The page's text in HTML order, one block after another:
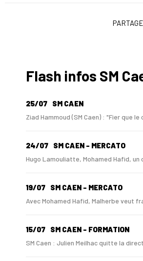
Flash infos SM
25/07 SM CAEN
Ziad Hammoud (SM Caen) : "Fier que le
24/07 SM CAEN - MERCATO
Hugo Lamouliatte, Mohamed Hafid, un
19/07 SM CAEN - MERCATO
Avec Mohamed Hafid, Malherbe veut
15/07 SM CAEN - FORMATION
SM Caen : Julien Meilhac quitte la